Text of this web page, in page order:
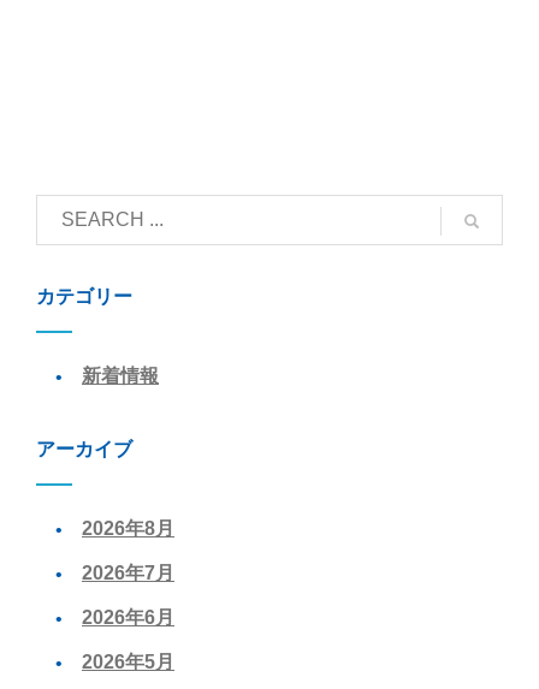
カテゴリー
新着情報
アーカイブ
2026年8月
2026年7月
2026年6月
2026年5月